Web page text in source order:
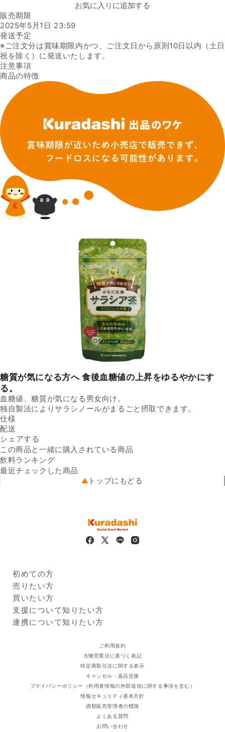
お気に入りに追加する
販売期限
2025年5月1日 23:59
発送予定
※ご注文分は賞味期限内かつ、ご注文日から原則10日以内（土日
祝を除く）に発送いたします。
注意事項
商品の特徴
糖質が気になる方へ 食後血糖値の上昇をゆるやかにす
る。
血糖値、糖質が気になる男女向け。
独自製法によりサラシノールがまるごと摂取できます。
仕様
内容量
原材料名
造（水溶性食物繊維、サラシ
（1包（3.2g）あたり）エネ
0.001g
高温多湿、直射日光を避け、
なるべく冷暗所に保存してく
に相談してください。
・本品は、疾病に罹患してい
る者、未成年者、妊産婦（妊
娠を計画している者を含
む。）及び授乳婦を対象に開
発された食品ではありませ
ん。
・開封後は、チャックをしっ
かり閉めて保管し、早めにお
配送
送料
可能性があります。
出荷元
配送業者
全国
シェアする
この商品と一緒に購入されている商品
飲料ランキング
最近チェックした商品
トップにもどる
初めての方
Kuradashiとは
ご利用ガイド
売りたい方
クラダシに出品する
出品企業
買いたい方
商品一覧
ログイン・新規登録
支援について知りたい方
支援レポート
連携について知りたい方
ご利用規約
古物営業法に基づく表記
特定商取引法に関する表示
キャンセル・返品交換
プライバシーポリシー（利用者情報の外部送信に関する事項を含む）
情報セキュリティ基本方針
酒類販売管理者の標識
よくある質問
お問い合わせ